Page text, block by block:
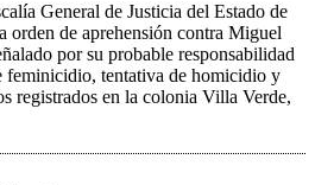
General de Justicia del Estado de
orden de aprehensión contra Miguel
por su probable responsabilidad
feminicidio, tentativa de homicidio y
registrados en la colonia Villa Verde,